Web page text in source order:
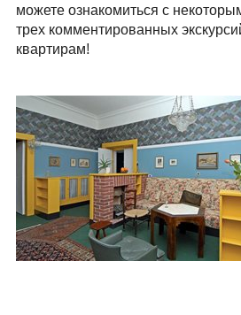
можете ознакомиться с
трех комментированных
квартирам!